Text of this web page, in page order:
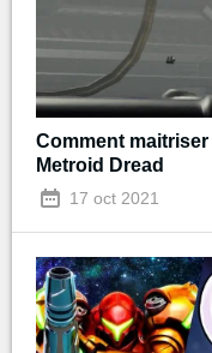
Comment
Metroid Dread
17 oct 2021